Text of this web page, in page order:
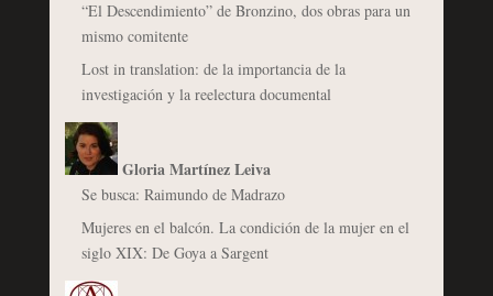
“El Descendimiento” de Bronzino, dos obras para un
mismo comitente
Lost in translation: de la importancia de la
investigación y la reelectura documental
Gloria Martínez Leiva
Se busca: Raimundo de Madrazo
Mujeres en el balcón. La condición de la mujer en el
siglo XIX: De Goya a Sargent